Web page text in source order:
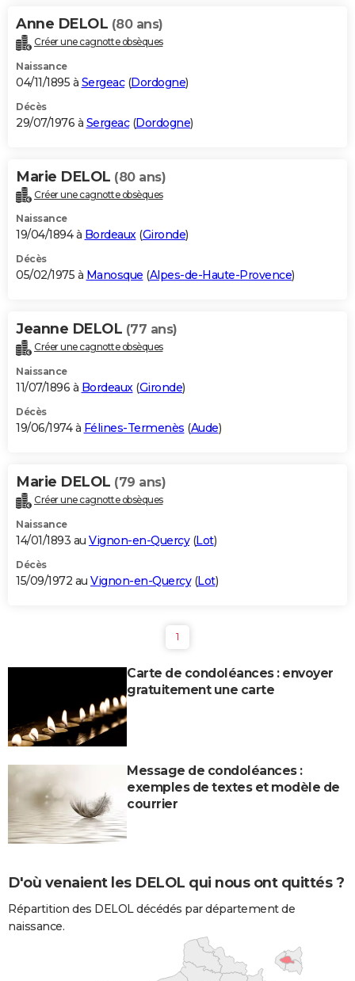
Anne DELOL (80 ans)
Créer une cagnotte obsèques
Naissance
04/11/1895 à Sergeac(Dordogne)
Décès
29/07/1976 à Sergeac(Dordogne)
Marie DELOL (80 ans)
Créer une cagnotte obsèques
Naissance
19/04/1894 à Bordeaux(Gironde)
Décès
05/02/1975 à Manosque (Alpes-de-Haute-Provence)
Jeanne DELOL (77 ans)
Créer une cagnotte obsèques
Naissance
11/07/1896 à Bordeaux(Gironde)
Décès
19/06/1974 à Félines-Termenès (Aude)
Marie DELOL (79 ans)
Créer une cagnotte obsèques
Naissance
14/01/1893 au Vignon-en-Quercy(Lot)
Décès
15/09/1972 au Vignon-en-Quercy(Lot)
1
Carte de condoléances : envoyer
gratuitement une carte
Message de condoléances :
exemples de textes et modèle de
courrier
D'où venaient les DELOL qui nous ont quittés ?
Répartition des DELOL décédés par département de
naissance.